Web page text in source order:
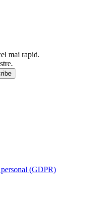
mai rapid.
(GDPR)